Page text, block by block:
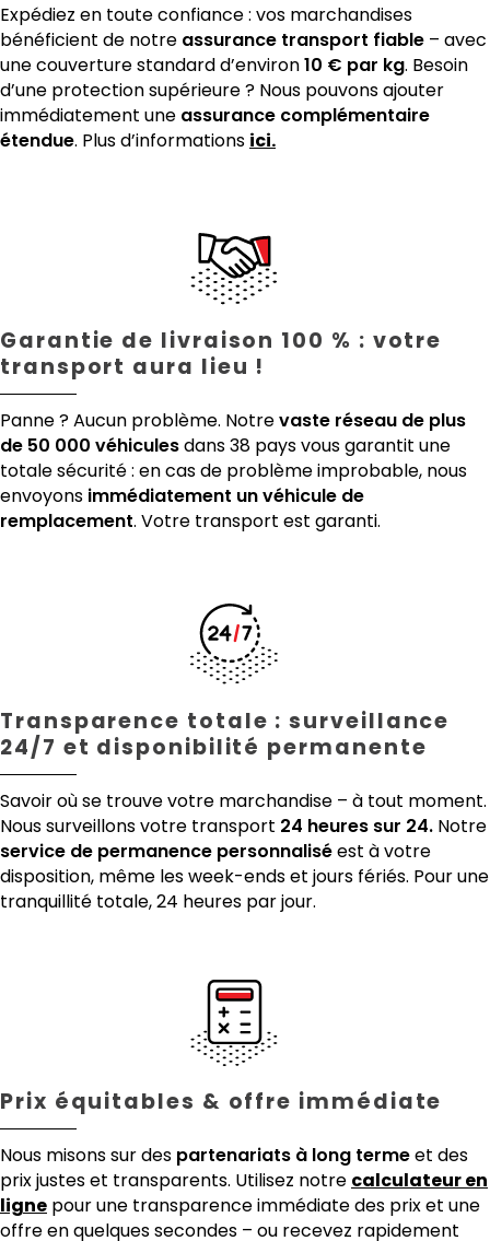
Expédiez en toute confiance : vos marchandises
bénéficient de notre assurance transport fiable – avec
une couverture standard d’environ10 € par kg. Besoin
d’une protection supérieure ? Nous pouvons ajouter
immédiatement une assurance complémentaire
étendue. Plus d’informations ici.
Garantie de livraison 100 % : votre
transport aura lieu !
Panne ? Aucun problème. Notrevaste réseau de plus
de 50 000 véhiculesdans 38 pays vous garantit une
totale sécurité : en cas de problème improbable, nous
envoyons immédiatement un véhicule de
remplacement. Votre transport est garanti.
Transparence totale : surveillance
24/7 et disponibilité permanente
Savoir où se trouve votre marchandise – à tout moment.
Nous surveillons votre transport 24 heures sur 24. Notre
service de permanence personnaliséest à votre
disposition, même les week-ends et jours fériés. Pour une
tranquillité totale, 24 heures par jour.
Prix équitables & offre immédiate
Nous misons sur des partenariats à long termeet des
prix justes et transparents. Utilisez notre calculateur en
ligne pour une transparence immédiate des prix et une
offre en quelques secondes – ou recevez rapidement